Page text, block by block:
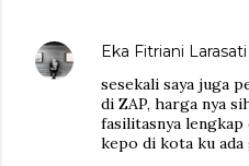
Eka Fitriani Larasati
sesekali saya juga
di ZAP, harga nya
fasilitasnya lengkap
kepo di kota ku ada